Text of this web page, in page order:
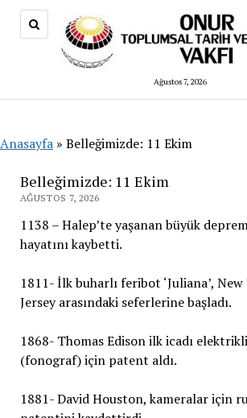
Ağustos 7, 2026
Anasayfa » Belleğimizde: 11 Ekim
Belleğimizde: 11 Ekim
AĞUSTOS 7, 2026
1138 – Halep’te yaşanan büyük
hayatını kaybetti.
1811- İlk buharlı feribot ‘Juliana’,
Jersey arasındaki seferlerine başladı.
1868- Thomas Edison ilk icadı
(fonograf) için patent aldı.
1881- David Houston, kameralar için